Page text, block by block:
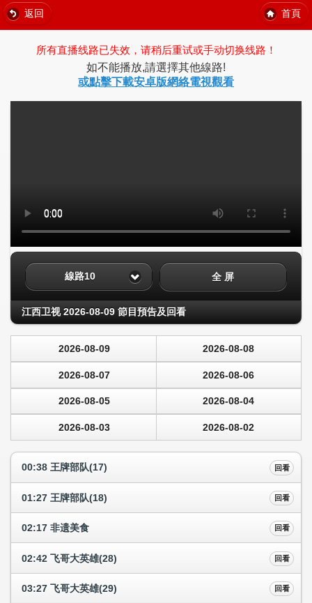
返回 首頁
所有直播线路已失效，请稍后重试或手动切换线路！
如不能播放,請選擇其他線路!
或點擊下載安卓版網絡電視觀看
線路10 全 屏
江西卫视 2026-08-09 節目預告及回看
2026-08-09 2026-08-08
2026-08-07 2026-08-06
2026-08-05 2026-08-04
2026-08-03 2026-08-02
00:38 王牌部队(17) 回看
01:27 王牌部队(18) 回看
02:17 非遗美食 回看
02:42 飞哥大英雄(28) 回看
03:27 飞哥大英雄(29) 回看